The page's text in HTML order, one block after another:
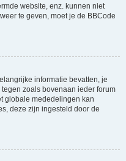
website, enz. kunnen niet
te geven, moet je de BBCode
informatie bevatten, je
zoals bovenaan ieder forum
globale mededelingen kan
deze zijn ingesteld door de